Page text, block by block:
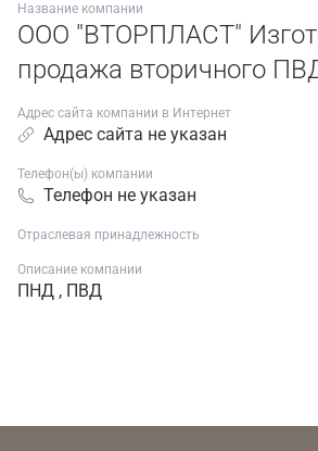
Название компании
ООО "ВТОРПЛАСТ"
продажа вторичного
Адрес сайта компании в Интернет
Адрес сайта не указан
Телефон(ы) компании
Телефон не указан
Отраслевая принадлежность
Описание компании
ПНД , ПВД